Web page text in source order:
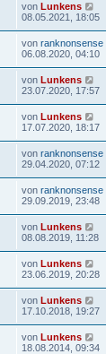
von Lunkens
08.05.2021, 18:05
von ranknonsense
06.08.2020, 04:10
von Lunkens
23.07.2020, 17:57
von Lunkens
17.07.2020, 18:17
von ranknonsense
29.04.2020, 07:12
von ranknonsense
29.09.2019, 23:48
von Lunkens
08.08.2019, 11:28
von Lunkens
23.06.2019, 20:28
von Lunkens
17.10.2018, 19:27
von Lunkens
18.08.2014, 09:34